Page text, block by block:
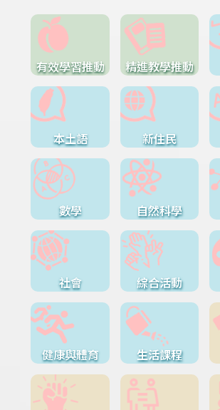
有效學習推動 精進教學推動
本土語 新住民
數學 自然科學
社會 綜合活動
健康與體育 生活課程